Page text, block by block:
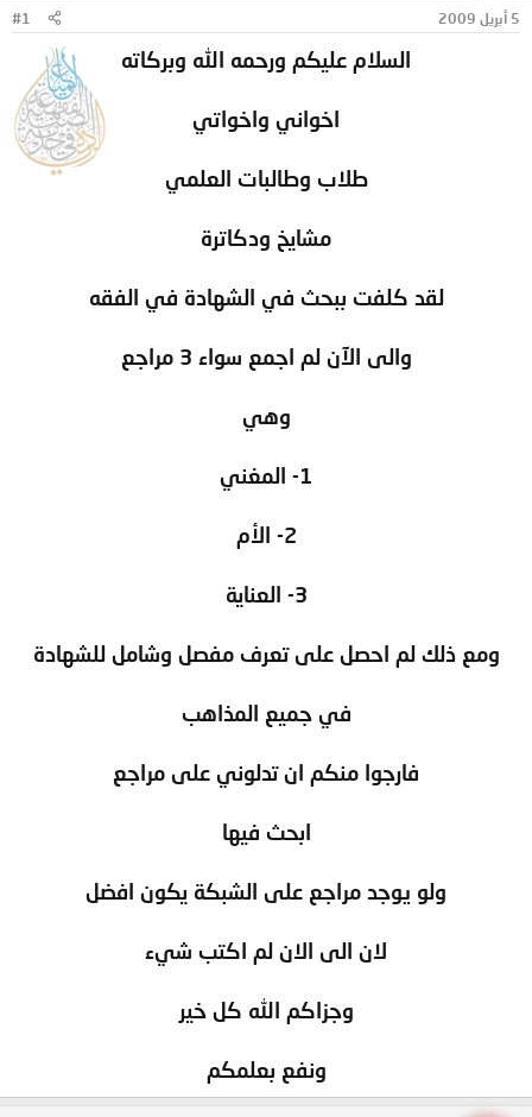
و
ء
5 أبريل 2009 #1
السلام عليكم ورحمه الله وبركاته
اخواني واخواتي
طلاب وطالبات العلمي
مشايخ ودكاترة
لقد كلفت ببحث في الشهادة في الفقه
والى الآن لم اجمع سواء 3 مراجع
وهي
1- المغني
2- الأم
3- العناية
ومع ذلك لم احصل على تعرف مفصل وشامل للشهادة
في جميع المذاهب
فارجوا منكم ان تدلوني على مراجع
ابحث فيها
ولو يوجد مراجع على الشبكة يكون افضل
لان الى الان لم اكتب شيء
وجزاكم الله كل خير
ونفع بعلمكم